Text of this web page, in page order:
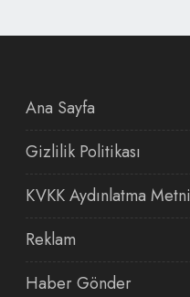
Ana Sayfa
Gizlilik Politikası
KVKK Aydınlatma Metni
Reklam
Haber Gönder